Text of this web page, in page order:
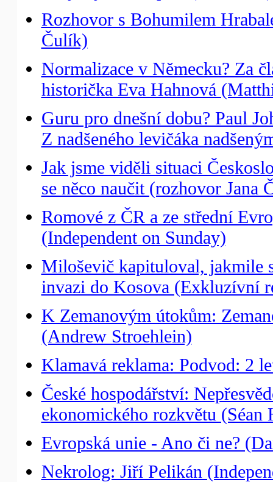
Rozhovor s Bohumilem
Čulík)
Normalizace v Německu? Za
historička Eva Hahnová
Guru pro dnešní dobu? Paul
Z nadšeného levičáka
Jak jsme viděli situaci
se něco naučit (rozhovor Jana
Romové z ČR a ze střední
(Independent on Sunday)
Miloševič kapituloval, jakmile
invazi do Kosova (Exkluzívní
K Zemanovým útokům:
(Andrew Stroehlein)
Klamavá reklama: Podvod: 2
České hospodářství:
ekonomického rozkvětu (Séan
Evropská unie - Ano či ne?
Nekrolog: Jiří Pelikán